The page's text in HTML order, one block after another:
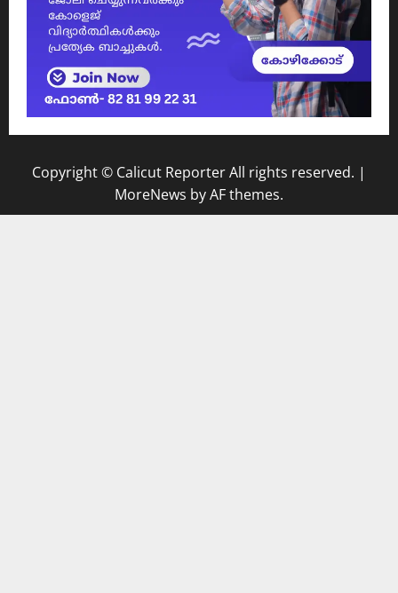
Copyright © Calicut Reporter All rights reserved. |
MoreNews by AF themes.